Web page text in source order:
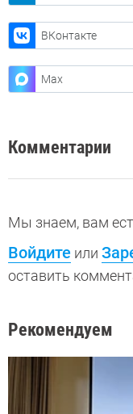
ВКонтакте
Max
Комментарии
Мы знаем, вам
Войдите или
оставить
Рекомендуем